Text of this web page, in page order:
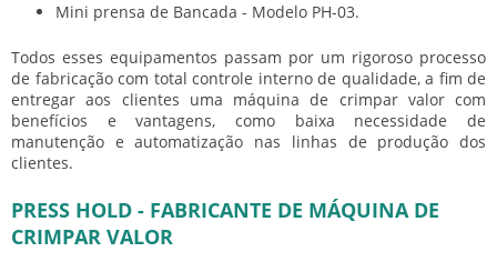
Mini prensa de Bancada - Modelo PH-03.
Todos esses equipamentos passam por um rigoroso processo
de fabricação com total controle interno de qualidade, a fim de
entregar aos clientes uma máquina de crimpar valor com
benefícios e vantagens, como baixa necessidade de
manutenção e automatização nas linhas de produção dos
clientes.
PRESS HOLD - FABRICANTE DE MÁQUINA DE
CRIMPAR VALOR